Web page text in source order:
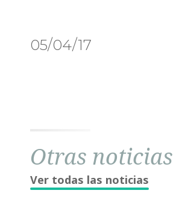
05/04/17
Otras noticias
Ver todas las noticias